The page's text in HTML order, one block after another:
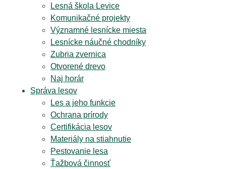
Lesná škola Levice
Komunikačné projekty
Významné lesnícke miesta
Lesnícke náučné chodníky
Zubria zvernica
Otvorené drevo
Naj horár
Správa lesov
Les a jeho funkcie
Ochrana prírody
Certifikácia lesov
Materiály na stiahnutie
Pestovanie lesa
Ťažbová činnosť